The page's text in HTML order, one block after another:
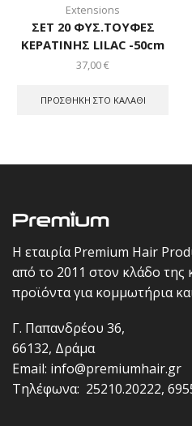
Extensions
ΣΕΤ 20 ΦΥΣ.ΤΟΥΦΕΣ
ΚΕΡΑΤΙΝΗΣ LILAC -50cm
37,00€
ΠΡΟΣΘΉΚΗ ΣΤΟ ΚΑΛΆΘΙ
Η εταιρία Premium Hair
από το 2011 στον κλάδο της
προϊόντα για κομμωτήρια
Γ. Παπανδρέου 36,
66132, Δράμα
Email: info@premiumhair.gr
Τηλέφωνα: 25210.20222,